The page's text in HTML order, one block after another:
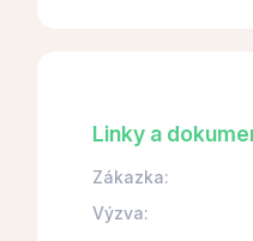
Linky a
Zákazka:
Výzva: